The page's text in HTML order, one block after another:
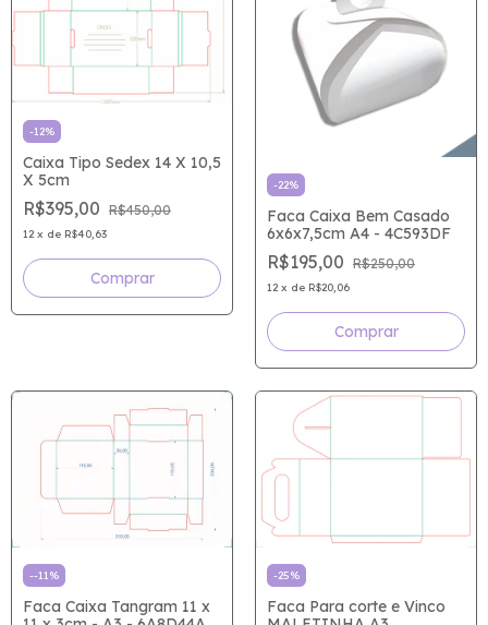
-12%
Caixa Tipo Sedex 14 X 10,5
X 5cm
R$395,00 R$450,00
12 x de R$40,63
-22%
Faca Caixa Bem Casado
6x6x7,5cm A4 - 4C593DF
R$195,00 R$250,00
12 x de R$20,06
--11%
Faca Caixa Tangram 11 x
-25%
Faca Para corte e Vinco